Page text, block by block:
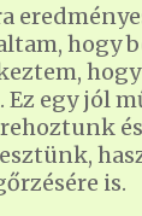
hogy
hogy
egy jól
is.